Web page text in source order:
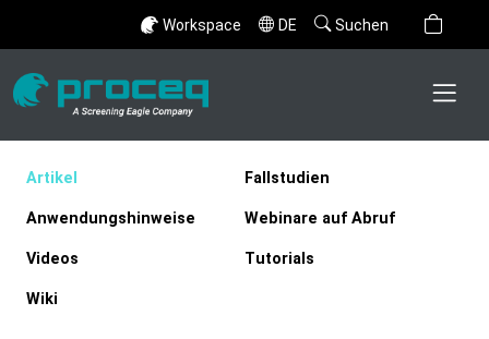
Workspace DE Suchen
Artikel Fallstudien
Anwendungshinweise Webinare auf Abruf
Videos Tutorials
Wiki